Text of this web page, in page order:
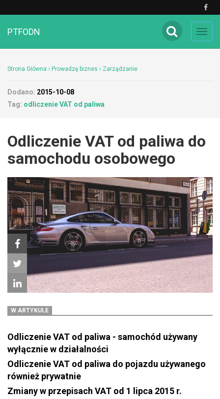
PTFODN
Strona Główna Prowadzę biznes Zarządzanie
Dodano: 2015-10-08
Tag: odliczenie VAT od paliwa
Odliczenie VAT od paliwa do
samochodu osobowego
W ARTYKULE
Odliczenie VAT od paliwa - samochód używany
wyłącznie w działalności
Odliczenie VAT od paliwa do pojazdu używanego
również prywatnie
Zmiany w przepisach VAT od 1 lipca 2015 r.